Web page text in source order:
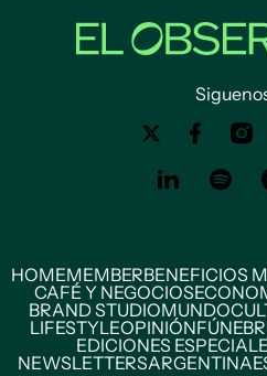
HOMEMEMBERBENEFICIOS
CAFÉ Y NEGOCIOS
BRAND STUDIOMUNDO
LIFESTYLEOPINIÓN
EDICIONES
NEWSLETTERSARGENTINA